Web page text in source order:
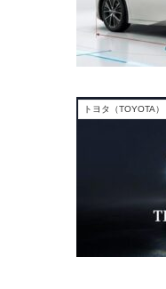
トヨタ（TOYOTA）